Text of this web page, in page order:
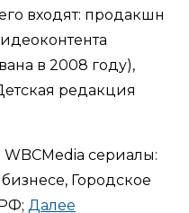
входят: продакшн
в 2008 году),
редакция
сериалы:
Городское
Далее